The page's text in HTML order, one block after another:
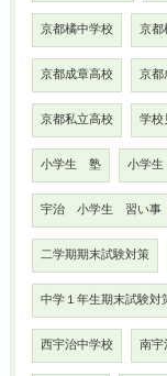
京都橘中学校 京
京都成章高校 京
京都私立高校 学
小学生 塾 小学
宇治 小学生 習い事
二学期期末試験対策
中学１年生期末試験対
西宇治中学校 南